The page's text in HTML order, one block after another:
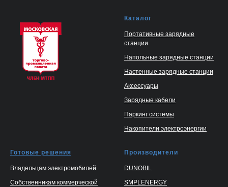
Каталог
Портативные зарядные
станции
Напольные зарядные станции
Настенные зарядные станции
Аксессуары
Зарядные кабели
Паркинг системы
Накопители электроэнергии
Готовые решения
Владельцам электромобилей
Собственникам коммерческой
Производители
DUNOBIL
SMPLENERGY